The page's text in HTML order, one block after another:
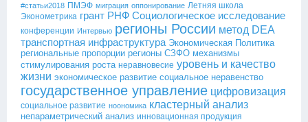
#статьи2018 ПМЭФ миграция оппонирование Летняя школа
Эконометрика грант РНФ Социологическое исследование
конференции Интервью регионы России метод DEA
транспортная инфраструктура Экономическая Политика
региональные пропорции регионы СЗФО механизмы
стимулирования роста неравновесие уровень и качество
жизни экономическое развитие социальное неравенство
государственное управление цифровизация
социальное развитие ноономика кластерный анализ
непараметрический анализ инновационная продукция